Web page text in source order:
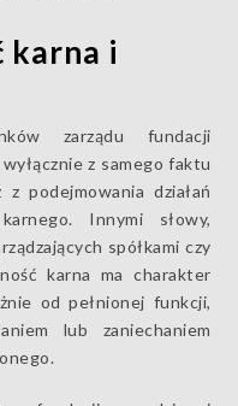
karna i
zarządu fundacji
z samego faktu
podejmowania działań
Innymi słowy,
spółkami czy
karna ma charakter
od pełnionej funkcji,
lub zaniechaniem